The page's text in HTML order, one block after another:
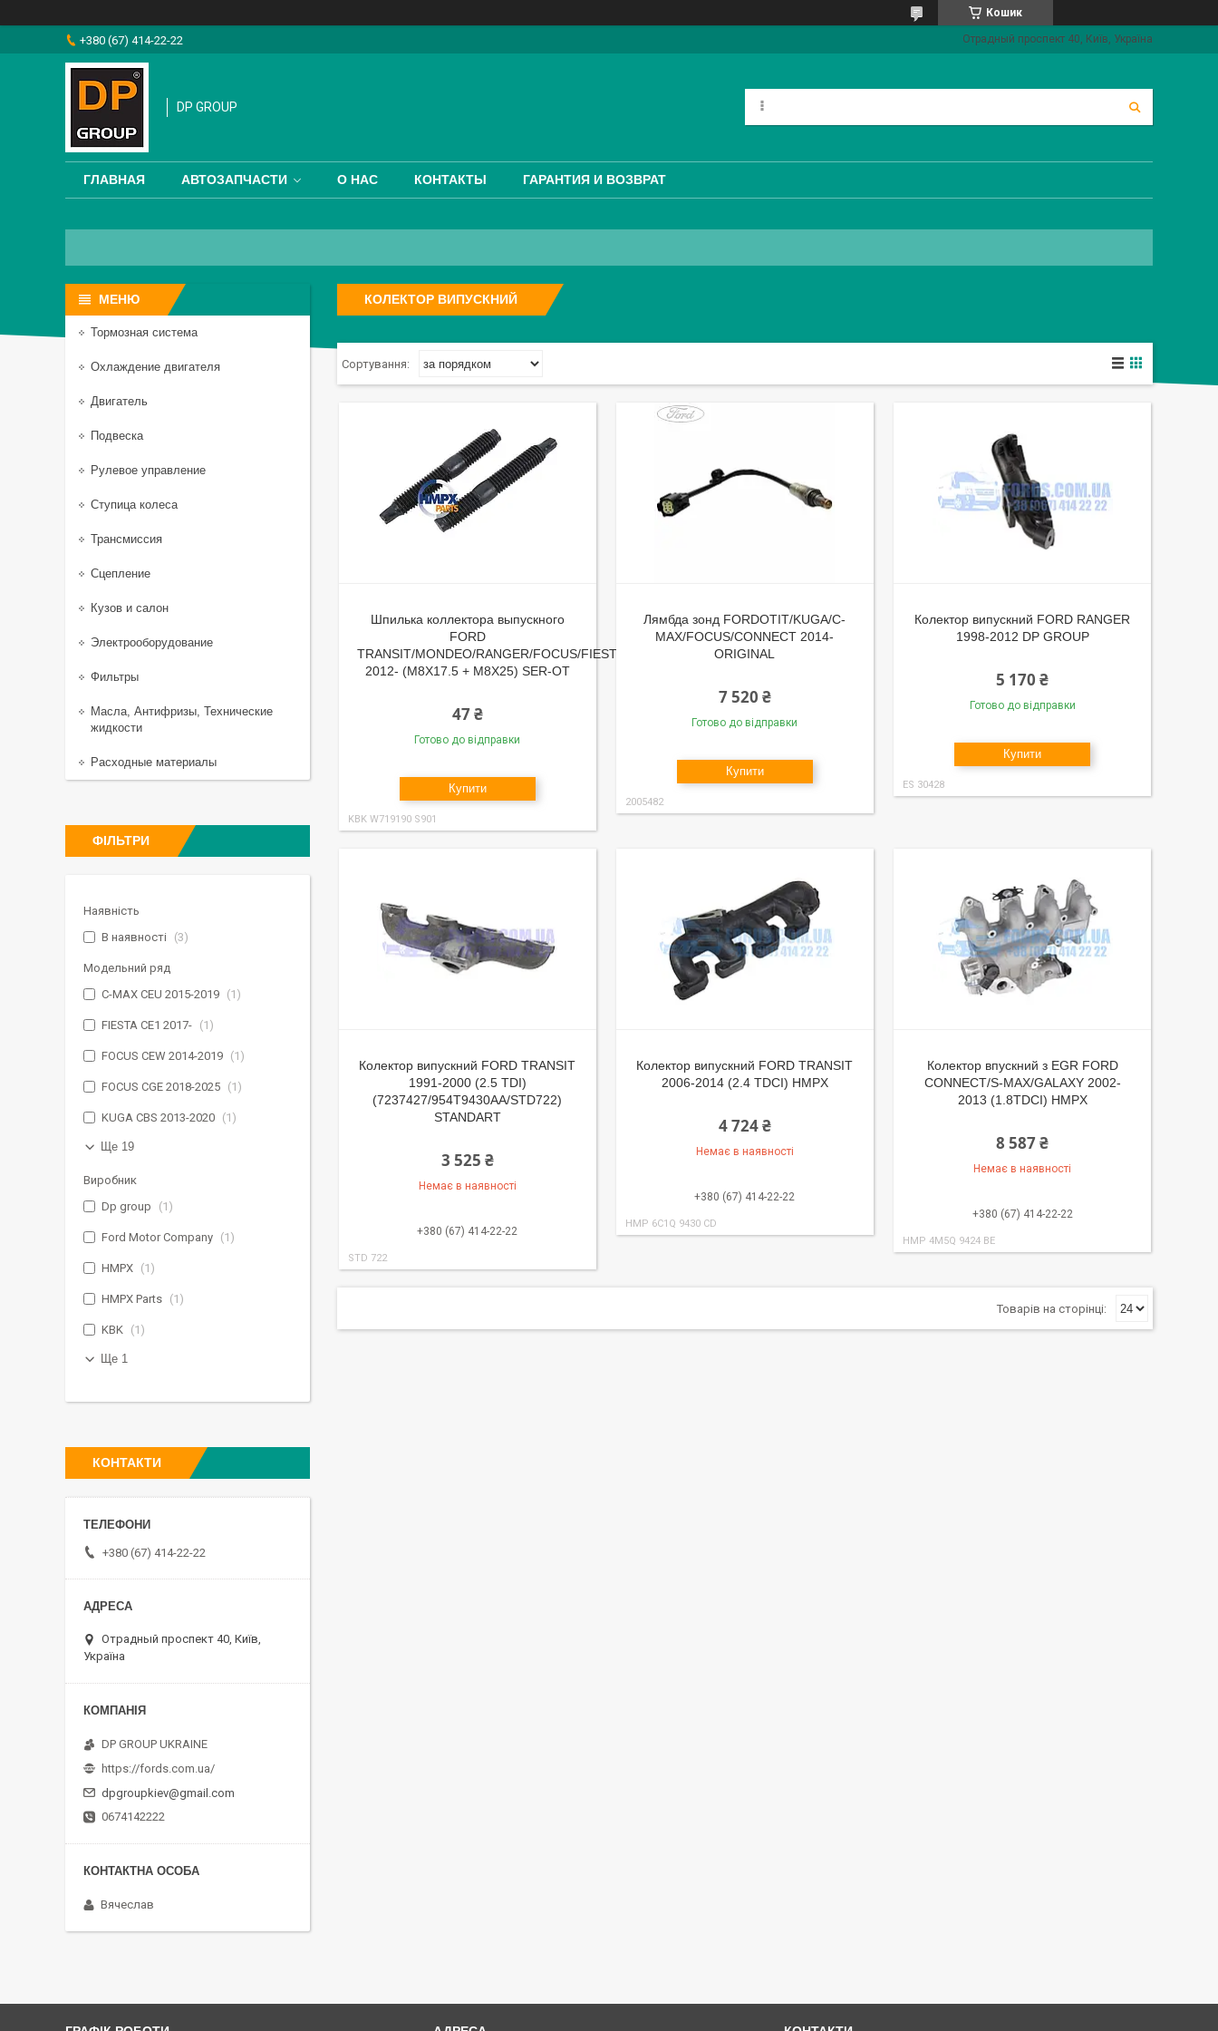
Кошик
+380 (67) 414-22-22 Отрадный проспект 40, Київ, Україна
DP GROUP
ГЛАВНАЯ АВТОЗАПЧАСТИ О НАС КОНТАКТЫ ГАРАНТИЯ И ВОЗВРАТ
КОЛЕКТОР ВИПУСКНИЙ
Шпилька коллектора выпускного
FORD
TRANSIT/MONDEO/RANGER/FOCUS/FIESTA
2012- (M8X17.5 + M8X25) SER-OT
47 ₴
Готово до відправки
Купити
KBK W719190 S901
Лямбда зонд FORDOTIT/KUGA/C-
MAX/FOCUS/CONNECT 2014-
ORIGINAL
7 520 ₴
Готово до відправки
Купити
2005482
Колектор випускний FORD RANGER
1998-2012 DP GROUP
5 170 ₴
Готово до відправки
Купити
ES 30428
Колектор випускний FORD TRANSIT
1991-2000 (2.5 TDI)
(7237427/954T9430AA/STD722)
STANDART
3 525 ₴
Немає в наявності
+380 (67) 414-22-22
STD 722
Колектор випускний FORD TRANSIT
2006-2014 (2.4 TDCI) HMPX
4 724 ₴
Немає в наявності
+380 (67) 414-22-22
HMP 6C1Q 9430 CD
Колектор впускний з EGR FORD
CONNECT/S-MAX/GALAXY 2002-
2013 (1.8TDCI) HMPX
8 587 ₴
Немає в наявності
+380 (67) 414-22-22
HMP 4M5Q 9424 BE
Тормозная система
Охлаждение двигателя
Двигатель
Подвеска
Рулевое управление
Ступица колеса
Трансмиссия
Сцепление
Кузов и салон
Электрооборудование
Фильтры
Масла, Антифризы, Технические
жидкости
Расходные материалы
ФІЛЬТРИ
Наявність
В наявності
3
Модельний ряд
C-MAX CEU 2015-2019
1
FIESTA CE1 2017- 1
FOCUS CEW 2014-2019 1
FOCUS CGE 2018-2025 1
KUGA CBS 2013-2020 1
Ще 19
Виробник
Dp group
1
Ford Motor Company 1
HMPX 1
HMPX Parts 1
KBK 1
Ще 1
КОНТАКТИ
+380 (67) 414-22-22
Отрадный проспект 40, Київ,
Україна
DP GROUP UKRAINE
https://fords.com.ua/
dpgroupkiev@gmail.com
0674142222
Вячеслав